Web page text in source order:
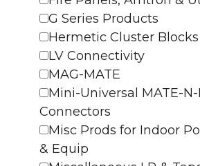
G Series Products
Hermetic Cluster Blocks
LV Connectivity
MAG-MATE
Mini-Universal MATE-N-
Connectors
Misc Prods for Indoor
& Equip